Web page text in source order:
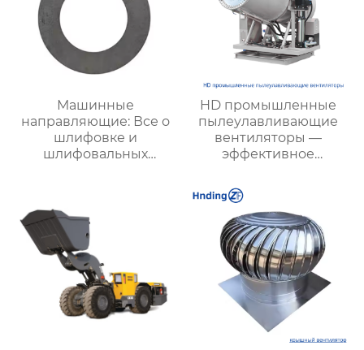
Машинные
направляющие: Все о
шлифовке и
шлифовальных
HD промышленные
пылеулавливающие
вентиляторы —
эффективное
тумана на
строительных и
производственных
объектах